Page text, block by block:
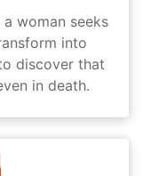
woman seeks
into
discover that
in death.